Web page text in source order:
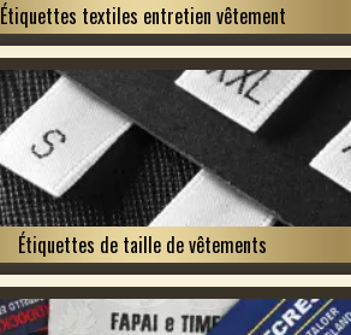
Étiquettes textiles entretien vêtement
Étiquettes de taille de vêtements